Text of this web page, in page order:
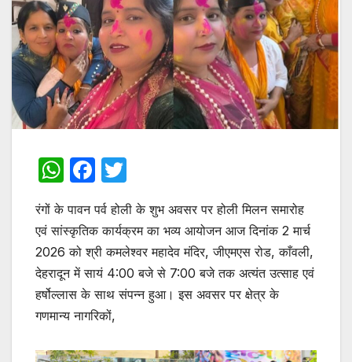
W
at
s
A
p
p
F
a
c
e
b
o
o
k
w
itt
er
रंगों के पावन पर्व होली के शुभ अवसर पर होली मिलन समारोह
एवं सांस्कृतिक कार्यक्रम का भव्य आयोजन आज दिनांक 2 मार्च
2026 को श्री कमलेश्वर महादेव मंदिर, जीएमएस रोड, काँवली,
देहरादून में सायं 4:00 बजे से 7:00 बजे तक अत्यंत उत्साह एवं
हर्षोल्लास के साथ संपन्न हुआ। इस अवसर पर क्षेत्र के
गणमान्य नागरिकों,